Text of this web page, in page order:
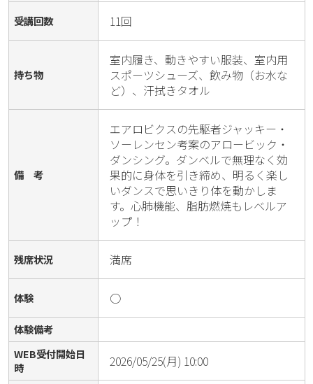
受講回数 11回
持ち物
室内履き、動きやすい服装、室内用
スポーツシューズ、飲み物（お水な
ど）、汗拭きタオル
備 考
エアロビクスの先駆者ジャッキー・
ソーレンセン考案のアロービック・
ダンシング。ダンベルで無理なく効
果的に身体を引き締め、明るく楽し
いダンスで思いきり体を動かしま
す。心肺機能、脂肪燃焼もレベルア
ップ！
残席状況 満席
体験 ○
体験備考
WEB受付開始日
時
2026/05/25(月) 10:00